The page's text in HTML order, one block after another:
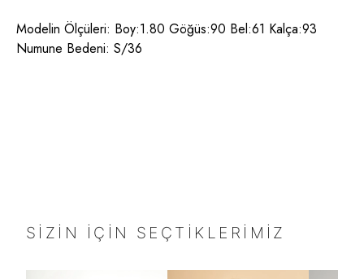
Modelin Ölçüleri: Boy:1.80 Göğüs:90 Bel:61 Kalça:93
Numune Bedeni: S/36